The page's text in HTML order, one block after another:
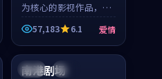
为核心的影视作品，围
绕危机、反转与人物成
长展开，整体节奏紧
凑，值得推荐观看。
57,183 6.1 爱情
中国 完结
南港剧场